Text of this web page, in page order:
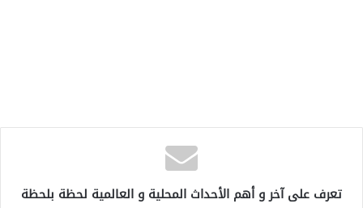
تعرف على آخر و أهم الأحداث المحلية و العالمية لحظة بلحظة